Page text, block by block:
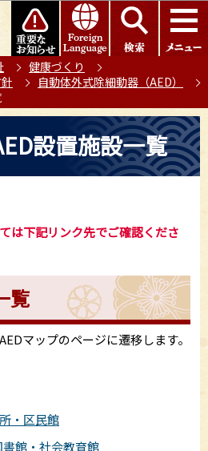
ージの本文へ移動
健康づくり
自動体外式除細動器（AED）
設置施設一覧
は下記リンク先でご確認くださ
覧
マップのページに遷移します。
・区民館
館・社会教育館